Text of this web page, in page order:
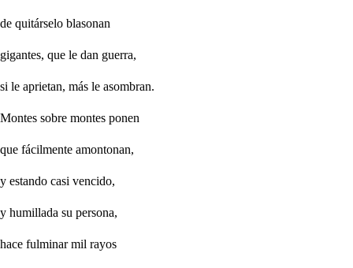
de quitárselo blasonan
gigantes, que le dan guerra,
si le aprietan, más le asombran.
Montes sobre montes ponen
que fácilmente amontonan,
y estando casi vencido,
y humillada su persona,
hace fulminar mil rayos